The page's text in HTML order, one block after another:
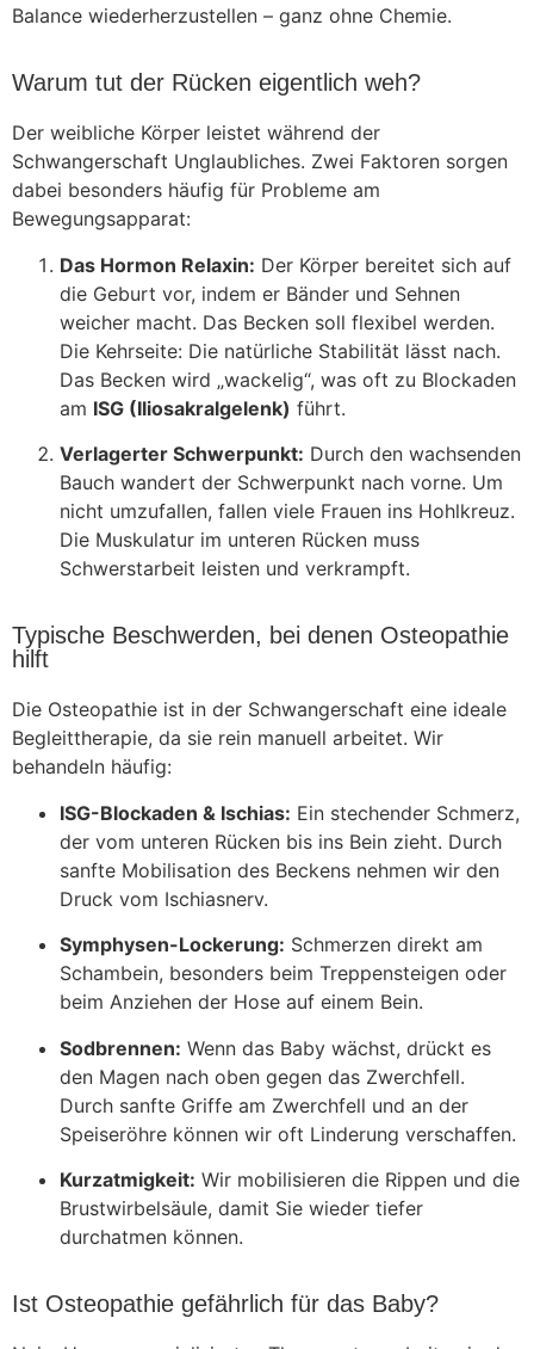
Balance wiederherzustellen – ganz ohne Chemie.
Warum tut der Rücken eigentlich weh?
Der weibliche Körper leistet während der
Schwangerschaft Unglaubliches. Zwei Faktoren sorgen
dabei besonders häufig für Probleme am
Bewegungsapparat:
Das Hormon Relaxin: Der Körper bereitet sich auf
die Geburt vor, indem er Bänder und Sehnen
weicher macht. Das Becken soll flexibel werden.
Die Kehrseite: Die natürliche Stabilität lässt nach.
Das Becken wird „wackelig“, was oft zu Blockaden
am ISG (Iliosakralgelenk) führt.
Verlagerter Schwerpunkt: Durch den wachsenden
Bauch wandert der Schwerpunkt nach vorne. Um
nicht umzufallen, fallen viele Frauen ins Hohlkreuz.
Die Muskulatur im unteren Rücken muss
Schwerstarbeit leisten und verkrampft.
Typische Beschwerden, bei denen Osteopathie
hilft
Die Osteopathie ist in der Schwangerschaft eine ideale
Begleittherapie, da sie rein manuell arbeitet. Wir
behandeln häufig:
ISG-Blockaden & Ischias: Ein stechender Schmerz,
der vom unteren Rücken bis ins Bein zieht. Durch
sanfte Mobilisation des Beckens nehmen wir den
Druck vom Ischiasnerv.
Symphysen-Lockerung: Schmerzen direkt am
Schambein, besonders beim Treppensteigen oder
beim Anziehen der Hose auf einem Bein.
Sodbrennen: Wenn das Baby wächst, drückt es
den Magen nach oben gegen das Zwerchfell.
Durch sanfte Griffe am Zwerchfell und an der
Speiseröhre können wir oft Linderung verschaffen.
Kurzatmigkeit: Wir mobilisieren die Rippen und die
Brustwirbelsäule, damit Sie wieder tiefer
durchatmen können.
Ist Osteopathie gefährlich für das Baby?